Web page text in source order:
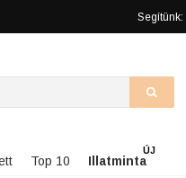
Segítünk:
Top 10 Illatminta
ÚJ